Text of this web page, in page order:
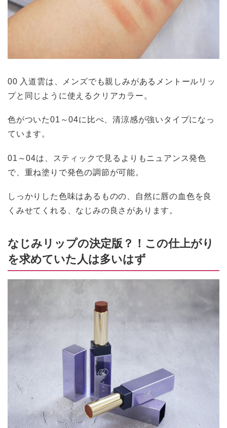
00 入道雲は、メンズでも親しみがあるメントールリッ
プと同じように使えるクリアカラー。
色がついた01～04に比べ、清涼感が強いタイプになっ
ています。
01～04は、スティックで見るよりもニュアンス発色
で、重ね塗りで発色の調節が可能。
しっかりした色味はあるものの、自然に唇の血色を良
くみせてくれる、なじみの良さがあります。
なじみリップの決定版？！この仕上がり
を求めていた人は多いはず